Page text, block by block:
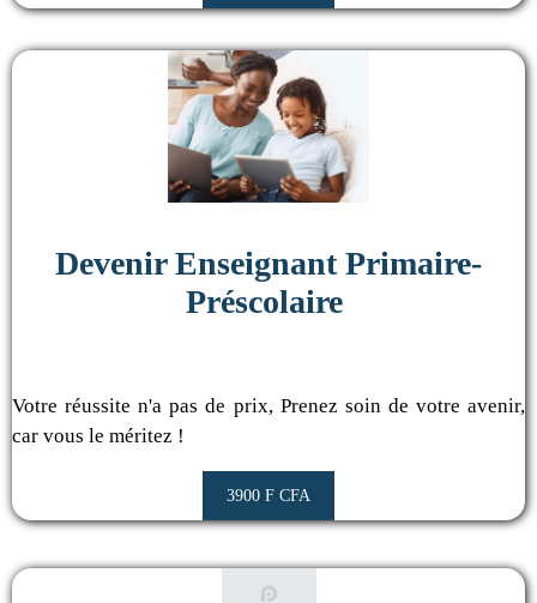
Devenir Enseignant Primaire-
Préscolaire
Votre réussite n'a pas de prix, Prenez soin de votre avenir,
car vous le méritez !
3900 F CFA